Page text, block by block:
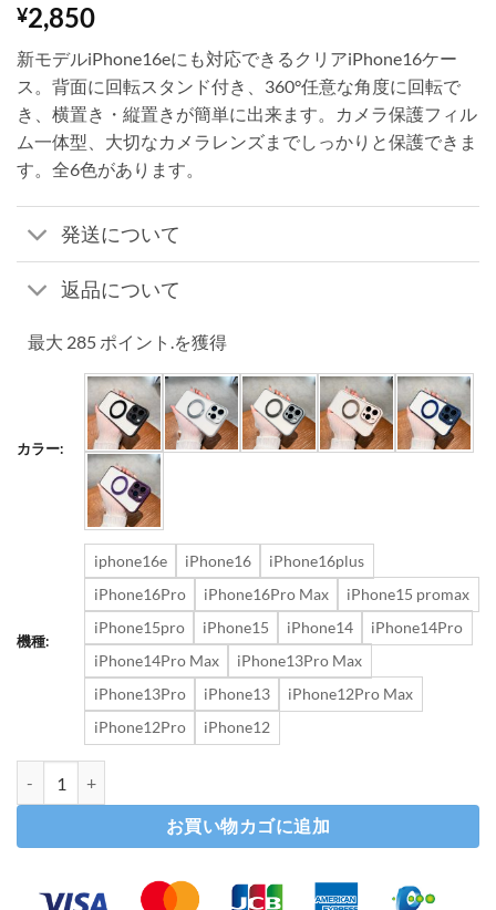
¥2,850
新モデルiPhone16eにも対応できるクリアiPhone16ケー
ス。背面に回転スタンド付き、360°任意な角度に回転で
き、横置き・縦置きが簡単に出来ます。カメラ保護フィル
ム一体型、大切なカメラレンズまでしっかりと保護できま
す。全6色があります。
発送について
返品について
最大 285 ポイント.を獲得
カラー:
機種:
iphone16e iPhone16
iPhone16plus
iPhone16Pro
iPhone16Pro Max
iPhone15 promax
iPhone15pro
iPhone15 iPhone14
iPhone14Pro
iPhone14Pro Max
iPhone13Pro Max
iPhone13Pro
iPhone13
iPhone12Pro Max
iPhone12Pro
iPhone12
お買い物カゴに追加